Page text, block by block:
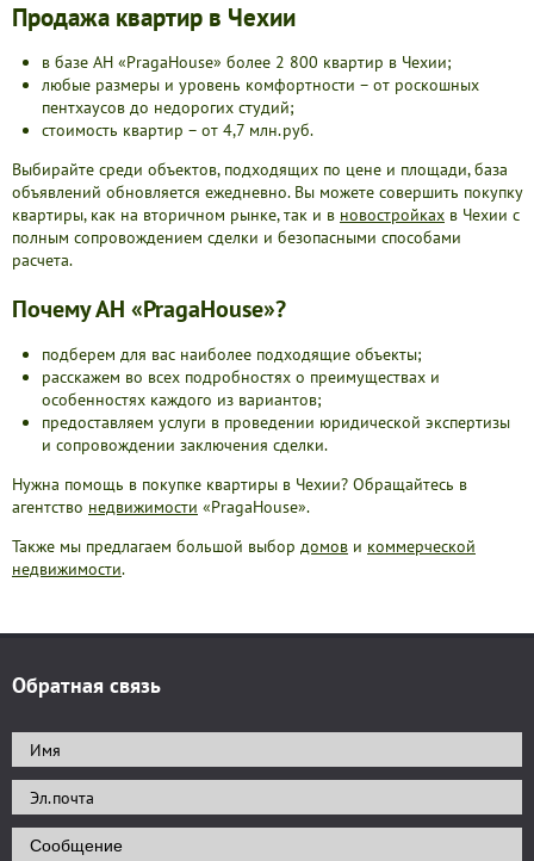
Продажа квартир в Чехии
в базе АН «PragaHouse» более 2 800 квартир в Чехии;
любые размеры и уровень комфортности – от роскошных
пентхаусов до недорогих студий;
стоимость квартир – от 4,7 млн.руб.
Выбирайте среди объектов, подходящих по цене и площади, база
объявлений обновляется ежедневно. Вы можете совершить покупку
квартиры, как на вторичном рынке, так и в новостройках в Чехии с
полным сопровождением сделки и безопасными способами
расчета.
Почему АН «PragaHouse»?
подберем для вас наиболее подходящие объекты;
расскажем во всех подробностях о преимуществах и
особенностях каждого из вариантов;
предоставляем услуги в проведении юридической экспертизы
и сопровождении заключения сделки.
Нужна помощь в покупке квартиры в Чехии? Обращайтесь в
агентство недвижимости «PragaHouse».
Также мы предлагаем большой выбор домов и коммерческой
недвижимости.
Обратная связь